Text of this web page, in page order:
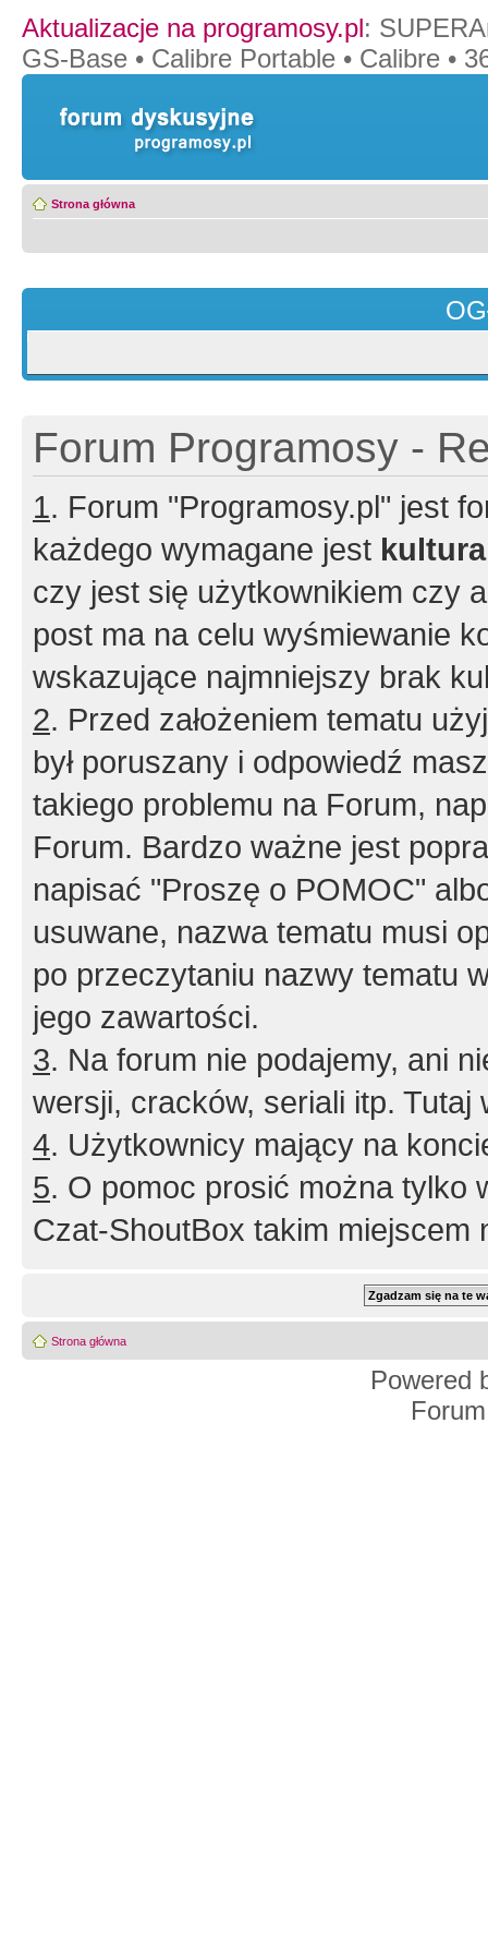
Aktualizacje na programosy.pl:
GS-Base • Calibre Portable • Calibre •
Strona główna
Forum Programosy -
1. Forum "Programosy.pl" jest
każdego wymagane jest
czy jest się użytkownikiem czy
post ma na celu wyśmiewanie
wskazujące najmniejszy brak
2. Przed założeniem tematu
był poruszany i odpowiedź
takiego problemu na Forum,
Forum. Bardzo ważne jest
napisać "Proszę o POMOC"
usuwane, nazwa tematu musi
po przeczytaniu nazwy tematu
jego zawartości.
3. Na forum nie podajemy, ani
wersji, cracków, seriali itp. Tutaj
4. Użytkownicy mający na
5. O pomoc prosić można tylko
Czat-ShoutBox takim miejscem
Strona główna
Powered